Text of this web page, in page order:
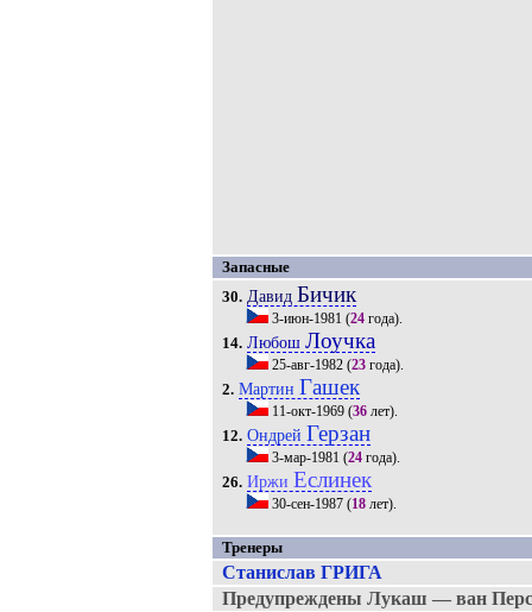
Запасные
30. Давид Бичик
3-июн-1981 (24года).
14. Любош Лоучка
25-авг-1982(23года).
2. Мартин Гашек
11-окт-1969(36лет).
12. Ондрей Герзан
3-мар-1981 (24года).
26. Иржи Еслинек
30-сен-1987(18лет).
Тренеры
Станислав ГРИГА
Предупреждены Лукаш — ван